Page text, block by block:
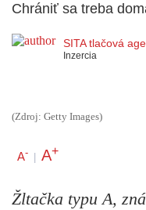
Chrániť sa treba
SITA tlačová
Inzercia
(Zdroj: Getty Images)
A- | A+
Žltačka typu A,